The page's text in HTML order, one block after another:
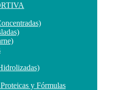
y Fórmulas